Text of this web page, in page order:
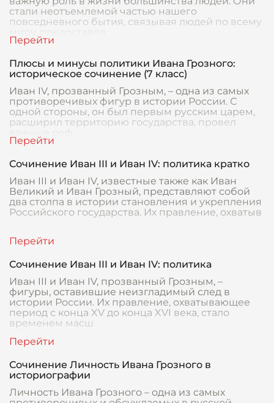
стали неотъемлемой частью нашего
повседневного бытия, связывая людей по всему
Плюсы и минусы политики Ивана Грозного:
историческое сочинение (7 класс)
Иван IV, прозванный Грозным, – одна из самых
противоречивых фигур в истории России. С
одной стороны, он был первым русским царем,
расширил территорию государства, провел
Сочинение Иван III и Иван IV: политика кратко
Иван III и Иван IV, известные также как Иван
Великий и Иван Грозный, представляют собой
два столпа в истории становления и укрепления
Российского государства. Их правление, охватыв
Сочинение Иван III и Иван IV: политика
Иван III и Иван IV, прозванный Грозным, –
фигуры, оставившие неизгладимый след в
истории России. Их правление, охватывающее
период с конца XV до конца XVI века, стало
временем масш
Сочинение Личность Ивана Грозного в
историографии
Личность Ивана Грозного – одна из самых